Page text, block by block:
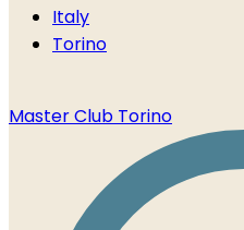
Italy
Torino
Master Club Torino